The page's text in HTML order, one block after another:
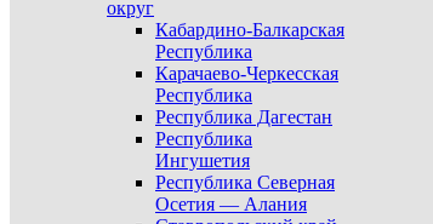
округ
Кабардино-Балкарская
Республика
Карачаево-Черкесская
Республика
Республика Дагестан
Республика
Ингушетия
Республика Северная
Осетия — Алания